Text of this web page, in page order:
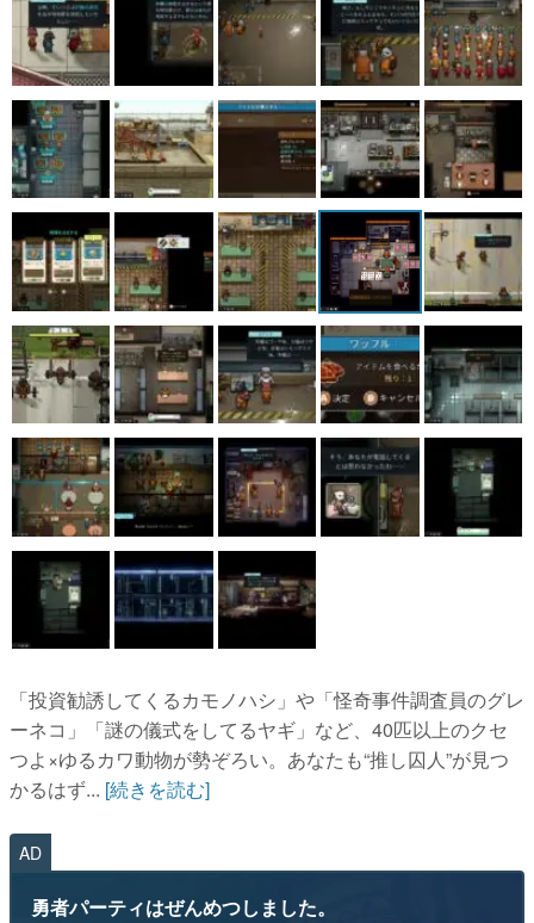
「投資勧誘してくるカモノハシ」や「怪奇事件調査員のグレ
ーネコ」「謎の儀式をしてるヤギ」など、40匹以上のクセ
つよ×ゆるカワ動物が勢ぞろい。あなたも“推し囚人”が見つ
かるはず... [続きを読む]
AD
勇者パーティはぜんめつしました。